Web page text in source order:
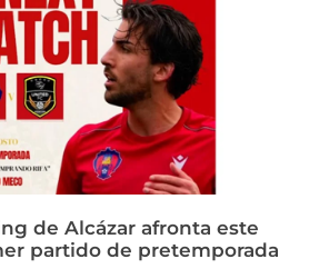
de Alcázar afronta este
partido de pretemporada